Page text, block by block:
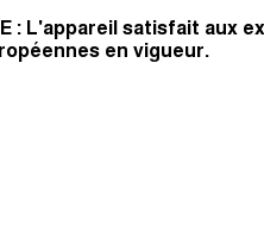
: L'appareil satisfait aux
en vigueur.